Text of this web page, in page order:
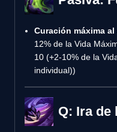
Curación máxima
12% de la Vida
10 (+2-10% de la
individual))
Q: Ira de